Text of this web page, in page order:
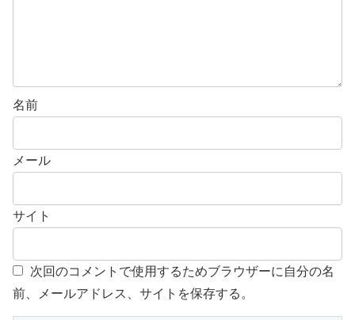
名前
メール
サイト
次回のコメントで使用するためブラウザーに自分の名
前、メールアドレス、サイトを保存する。